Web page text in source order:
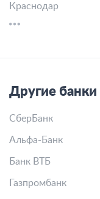
Краснодар
Другие банки
СберБанк
Альфа-Банк
Банк ВТБ
Газпромбанк